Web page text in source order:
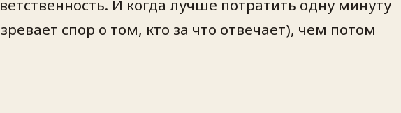
И когда лучше потратить одну минуту
спор о том, кто за что отвечает), чем потом